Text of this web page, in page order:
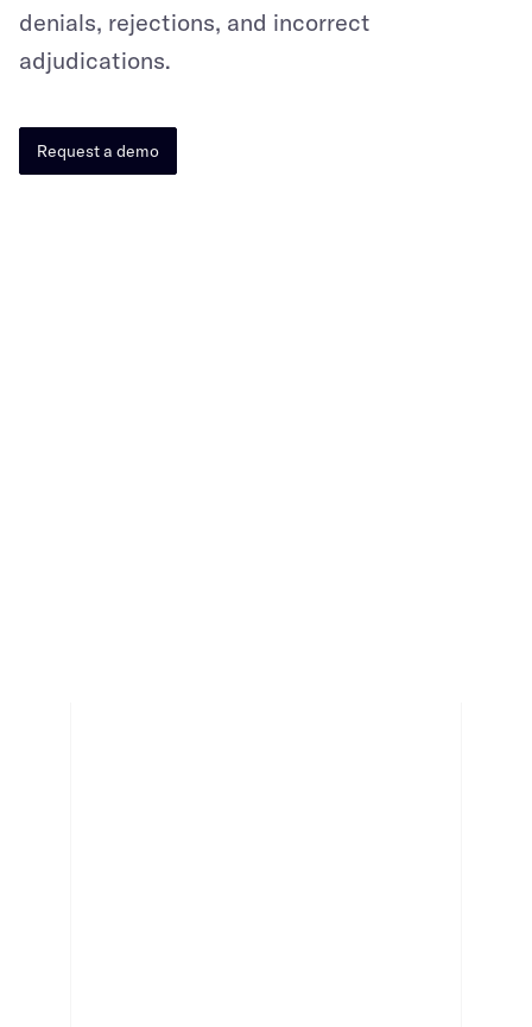
denials, rejections, and incorrect
adjudications.​​​​‌ ‍ ​‍​‍‌‍ ‌ ​‍‌‍‍‌‌‍‌ ‌‍‍‌‌‍ ‍​‍​‍​ ‍‍​‍​‍‌ ​ ‌‍​‌‌‍ ‍‌‍‍‌‌ ‌​‌ ‍‌​‍ ‍‌‍‍‌‌‍ ​‍​‍​‍ ​​‍​‍‌‍‍​‌ ​‍‌‍‌‌‌‍‌‍​‍​‍​ ‍‍​‍​‍‌‍‍​‌ ‌​‌ ‌​‌ ​​​ ‍‍​‍ ​‍ ‌‍ ​‌‍ ‌‍​ ‌‍​‌‌‍ ​‌‍‍​‌‍ ‌ ​ ‌ ‌​​ ‍‍​ ​ ​ ​ ​ ​ ​ ​ ​‍ ‌‍‍‌‌‍ ‍‌ ‌​‌‍‌‌‌‍ ‍‌ ‌​​‍ ‌‍‌‌‌‍‌​‌‍‍‌‌ ‌​​‍ ‌‍ ‌‌‍ ‌‍‌​‌‍‌‌​ ‌‌ ​​‌ ​‍‌‍‌‌‌ ​ ‌‍‌‌‌‍ ‍‌ ‌​‌‍​‌‌ ‌​‌‍‍‌‌‍ ‌‍ ‍​ ‍ ‌‍‍‌‌‍‌​​ ‌​ ​‌​ ‌ ​ ​ ‌‍‌​‌‍‌​​ ​​​ ‌‍​ ‌​​‍ ‌​ ​​​ ​ ​ ​​‌‍​‌​‍ ‌​ ‌​‌‍​‍​ ‌​‌‍​‍​‍ ‌​ ‍‌​ ​‍​ ‍‌​ ‍‌​‍ ‌​ ​​​ ‍​‌‍​ ​ ​​‌‍‌‌​ ‌‍​ ‍‌‌‍‌‍‌‍‌‍​ ‌‌‌‍‌​​ ‌ ​ ‍ ‌ ‌​‌ ‍‌‌ ​​‌‍‌‌​ ‌‌ ​​‌‍​‌‌‍‌ ‌‍‌‌​ ‍ ‌ ​​‌‍​‌‌ ‌​‌‍‍​​ ‌‌‍ ‌‌‍ ‌‍‌​‌ ‌‌‌‍ ​‌‍‌‌‌ ​ ​‍‌‌​ ‌‌‌​​‍‌‌ ‌‍‍ ‌‍‌‌‌ ‍‌​‍‌‌​ ​ ‌​‌​​‍‌‌​ ​ ‌​‌​​‍‌‌​ ​‍​ ​‍‌‍‌​​ ‍​​ ‍​​ ‌​​ ​​​ ​‌​ ​‌​ ​​‌‍‌​​ ‌‌​ ‌​​ ​ ​‍‌‌​ ​‍​ ​‍​‍‌‌​ ‌‌‌​‌​​‍ ‍‌ ​ ‌ ‌‌‌ ​​‌ ​​‌‍ ‌ ​‍‌ ‌​‌‍‍‌‌‍ ‍‌‍‌ ‌​​ ‌‍ ‌ ​​‌ ‍‌​ ‌‍​‍‌‍​‌‌ ​ ‌‍‌‌‌‌‌‌‌ ​‍‌‍ ​​ ‌‌‍‍​‌ ‌​‌ ‌​‌ ​​​‍‌‌​ ​ ‌​​‌​‍‌‌​ ​‍‌​‌‍​‍‌‌​ ​‍‌​‌‍‌‍ ​‌‍ ‌‍​ ‌‍​‌‌‍ ​‌‍‍​‌‍ ‌ ​ ‌ ‌​​‍‌‌​ ​ ‌​​‌​ ​ ​ ​ ​ ​ ​ ​ ​‍‌‍‌‍‍‌‌‍‌​​ ‌​ ​‌​ ‌ ​ ​ ‌‍‌​‌‍‌​​ ​​​ ‌‍​ ‌​​‍ ‌​ ​​​ ​ ​ ​​‌‍​‌​‍ ‌​ ‌​‌‍​‍​ ‌​‌‍​‍​‍ ‌​ ‍‌​ ​‍​ ‍‌​ ‍‌​‍ ‌​ ​​​ ‍​‌‍​ ​ ​​‌‍‌‌​ ‌‍​ ‍‌‌‍‌‍‌‍‌‍​ ‌‌‌‍‌​​ ‌ ​‍‌‍‌ ‌​‌ ‍‌‌ ​​‌‍‌‌​ ‌‌ ​​‌‍​‌‌‍‌ ‌‍‌‌​‍‌‍‌ ​​‌‍​‌‌ ‌​‌‍‍​​ ‌‌‍ ‌‌‍ ‌‍‌​‌ ‌‌‌‍ ​‌‍‌‌‌ ​ ​‍‌‌​ ‌‌‌​​‍‌‌ ‌‍‍ ‌‍‌‌‌ ‍‌​‍‌‌​ ​ ‌​‌​​‍‌‌​ ​ ‌​‌​​‍‌‌​ ​‍​ ​‍‌‍‌​​ ‍​​ ‍​​ ‌​​ ​​​ ​‌​ ​‌​ ​​‌‍‌​​ ‌‌​ ‌​​ ​ ​‍‌‌​ ​‍​ ​‍​‍‌‌​ ‌‌‌​‌​​‍ ‍‌ ​ ‌ ‌‌‌ ​​‌ ​​‌‍ ‌ ​‍‌ ‌​‌‍‍‌‌‍ ‍‌‍‌ ‌​​ ‌‍ ‌ ​​‌ ‍‌​‍‌‍‌ ​​‌‍‌‌‌ ​‍‌ ​ ‌ ​​‌‍‌‌‌‍​ ‌ ‌​‌‍‍‌‌ ‌‍‌‍‌‌​ ‌‌ ​​‌ ‌‌‌‍​‍‌‍ ​‌‍‍‌‌ ​ ‌‍‍​‌‍‌‌‌‍‌​​‍​‍‌ ‌
Request a demo​​​​‌ ‍ ​‍​‍‌‍ ‌ ​‍‌‍‍‌‌‍‌ ‌‍‍‌‌‍ ‍​‍​‍​ ‍‍​‍​‍‌ ​ ‌‍​‌‌‍ ‍‌‍‍‌‌ ‌​‌ ‍‌​‍ ‍‌‍‍‌‌‍ ​‍​‍​‍ ​​‍​‍‌‍‍​‌ ​‍‌‍‌‌‌‍‌‍​‍​‍​ ‍‍​‍​‍‌‍‍​‌ ‌​‌ ‌​‌ ​​​ ‍‍​‍ ​‍ ‌‍ ​‌‍ ‌‍​ ‌‍​‌‌‍ ​‌‍‍​‌‍ ‌ ​ ‌ ‌​​ ‍‍​ ​ ​ ​ ​ ​ ​ ​ ​‍ ‌‍‍‌‌‍ ‍‌ ‌​‌‍‌‌‌‍ ‍‌ ‌​​‍ ‌‍‌‌‌‍‌​‌‍‍‌‌ ‌​​‍ ‌‍ ‌‌‍ ‌‍‌​‌‍‌‌​ ‌‌ ​​‌ ​‍‌‍‌‌‌ ​ ‌‍‌‌‌‍ ‍‌ ‌​‌‍​‌‌ ‌​‌‍‍‌‌‍ ‌‍ ‍​ ‍ ‌‍‍‌‌‍‌​​ ‌​ ​‌​ ‌ ​ ​ ‌‍‌​‌‍‌​​ ​​​ ‌‍​ ‌​​‍ ‌​ ​​​ ​ ​ ​​‌‍​‌​‍ ‌​ ‌​‌‍​‍​ ‌​‌‍​‍​‍ ‌​ ‍‌​ ​‍​ ‍‌​ ‍‌​‍ ‌​ ​​​ ‍​‌‍​ ​ ​​‌‍‌‌​ ‌‍​ ‍‌‌‍‌‍‌‍‌‍​ ‌‌‌‍‌​​ ‌ ​ ‍ ‌ ‌​‌ ‍‌‌ ​​‌‍‌‌​ ‌‌ ​​‌‍​‌‌‍‌ ‌‍‌‌​ ‍ ‌ ​​‌‍​‌‌ ‌​‌‍‍​​ ‌‌‍ ‌‌‍ ‌‍‌​‌ ‌‌‌‍ ​‌‍‌‌‌ ​ ​‍‌‌​ ‌‌‌​​‍‌‌ ‌‍‍ ‌‍‌‌‌ ‍‌​‍‌‌​ ​ ‌​‌​​‍‌‌​ ​ ‌​‌​​‍‌‌​ ​‍​ ​‍‌‍‌​​ ‍​​ ‍​​ ‌​​ ​​​ ​‌​ ​‌​ ​​‌‍‌​​ ‌‌​ ‌​​ ​ ​‍‌‌​ ​‍​ ​‍​‍‌‌​ ‌‌‌​‌​​‍ ‍‌‍​‍‌ ‌‌‌ ‌​‌ ‌​‌‍ ‌‍ ‍‌ ​ ​‍‌‌​ ‌‌‌​​‍‌‌ ‌‍‍ ‌‍‌‌‌ ‍‌​‍‌‌​ ​ ‌​‌​​‍‌‌​ ​ ‌​‌​​‍‌‌​ ​‍​ ​‍‌‍‌​​ ‌‍​ ‌‍​ ​‍​ ‌ ‌‍‌‍‌‍​‍​ ‍​‌‍​‌​ ​‍​ ​​​ ‌ ​‍‌‌​ ​‍​ ​‍​‍‌‌​ ‌‌‌​‌​​‍ ‍‌‍ ​‌‍‍‌‌‍ ‍‌‍‍ ​‍ ‍‌‍ ​‌‍​‌‌‍​‍‌‍‌‌‌‍ ​​ ‌‍​‍‌‍​‌‌ ​ ‌‍‌‌‌‌‌‌‌ ​‍‌‍ ​​ ‌‌‍‍​‌ ‌​‌ ‌​‌ ​​​‍‌‌​ ​ ‌​​‌​‍‌‌​ ​‍‌​‌‍​‍‌‌​ ​‍‌​‌‍‌‍ ​‌‍ ‌‍​ ‌‍​‌‌‍ ​‌‍‍​‌‍ ‌ ​ ‌ ‌​​‍‌‌​ ​ ‌​​‌​ ​ ​ ​ ​ ​ ​ ​ ​‍‌‍‌‍‍‌‌‍‌​​ ‌​ ​‌​ ‌ ​ ​ ‌‍‌​‌‍‌​​ ​​​ ‌‍​ ‌​​‍ ‌​ ​​​ ​ ​ ​​‌‍​‌​‍ ‌​ ‌​‌‍​‍​ ‌​‌‍​‍​‍ ‌​ ‍‌​ ​‍​ ‍‌​ ‍‌​‍ ‌​ ​​​ ‍​‌‍​ ​ ​​‌‍‌‌​ ‌‍​ ‍‌‌‍‌‍‌‍‌‍​ ‌‌‌‍‌​​ ‌ ​‍‌‍‌ ‌​‌ ‍‌‌ ​​‌‍‌‌​ ‌‌ ​​‌‍​‌‌‍‌ ‌‍‌‌​‍‌‍‌ ​​‌‍​‌‌ ‌​‌‍‍​​ ‌‌‍ ‌‌‍ ‌‍‌​‌ ‌‌‌‍ ​‌‍‌‌‌ ​ ​‍‌‌​ ‌‌‌​​‍‌‌ ‌‍‍ ‌‍‌‌‌ ‍‌​‍‌‌​ ​ ‌​‌​​‍‌‌​ ​ ‌​‌​​‍‌‌​ ​‍​ ​‍‌‍‌​​ ‍​​ ‍​​ ‌​​ ​​​ ​‌​ ​‌​ ​​‌‍‌​​ ‌‌​ ‌​​ ​ ​‍‌‌​ ​‍​ ​‍​‍‌‌​ ‌‌‌​‌​​‍ ‍‌‍​‍‌ ‌‌‌ ‌​‌ ‌​‌‍ ‌‍ ‍‌ ​ ​‍‌‌​ ‌‌‌​​‍‌‌ ‌‍‍ ‌‍‌‌‌ ‍‌​‍‌‌​ ​ ‌​‌​​‍‌‌​ ​ ‌​‌​​‍‌‌​ ​‍​ ​‍‌‍‌​​ ‌‍​ ‌‍​ ​‍​ ‌ ‌‍‌‍‌‍​‍​ ‍​‌‍​‌​ ​‍​ ​​​ ‌ ​‍‌‌​ ​‍​ ​‍​‍‌‌​ ‌‌‌​‌​​‍ ‍‌‍ ​‌‍‍‌‌‍ ‍‌‍‍ ​‍ ‍‌‍ ​‌‍​‌‌‍​‍‌‍‌‌‌‍ ​​‍‌‍‌ ​​‌‍‌‌‌ ​‍‌ ​ ‌ ​​‌‍‌‌‌‍​ ‌ ‌​‌‍‍‌‌ ‌‍‌‍‌‌​ ‌‌ ​​‌ ‌‌‌‍​‍‌‍ ​‌‍‍‌‌ ​ ‌‍‍​‌‍‌‌‌‍‌​​‍​‍‌ ‌